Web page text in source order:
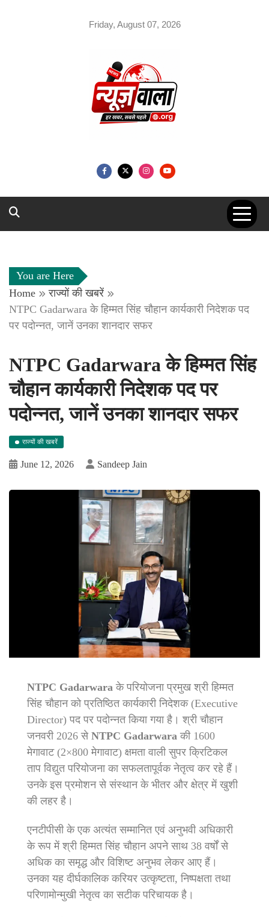
Friday, August 07, 2026
You are Here
Home
राज्यों की खबरें
NTPC Gadarwara के हिम्मत सिंह चौहान कार्यकारी निदेशक पद
पर पदोन्नत, जानें उनका शानदार सफर
NTPC Gadarwara के हिम्मत सिंह
चौहान कार्यकारी निदेशक पद पर
पदोन्नत, जानें उनका शानदार सफर
राज्यों की खबरें
June 12, 2026 Sandeep Jain
NTPC Gadarwara के परियोजना प्रमुख श्री हिम्मत
सिंह चौहान को प्रतिष्ठित कार्यकारी निदेशक (Executive
Director) पद पर पदोन्नत किया गया है। श्री चौहान
जनवरी 2026 से NTPC Gadarwara की 1600
मेगावाट (2×800 मेगावाट) क्षमता वाली सुपर क्रिटिकल
ताप विद्युत परियोजना का सफलतापूर्वक नेतृत्व कर रहे हैं।
उनके इस प्रमोशन से संस्थान के भीतर और क्षेत्र में खुशी
की लहर है।
एनटीपीसी के एक अत्यंत सम्मानित एवं अनुभवी अधिकारी
के रूप में श्री हिम्मत सिंह चौहान अपने साथ 38 वर्षों से
अधिक का समृद्ध और विशिष्ट अनुभव लेकर आए हैं।
उनका यह दीर्घकालिक करियर उत्कृष्टता, निष्पक्षता तथा
परिणामोन्मुखी नेतृत्व का सटीक परिचायक है।